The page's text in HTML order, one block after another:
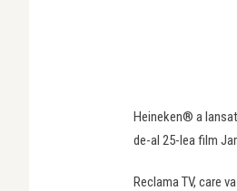
Heineken® a
de-al 25-lea film
Reclama TV, care